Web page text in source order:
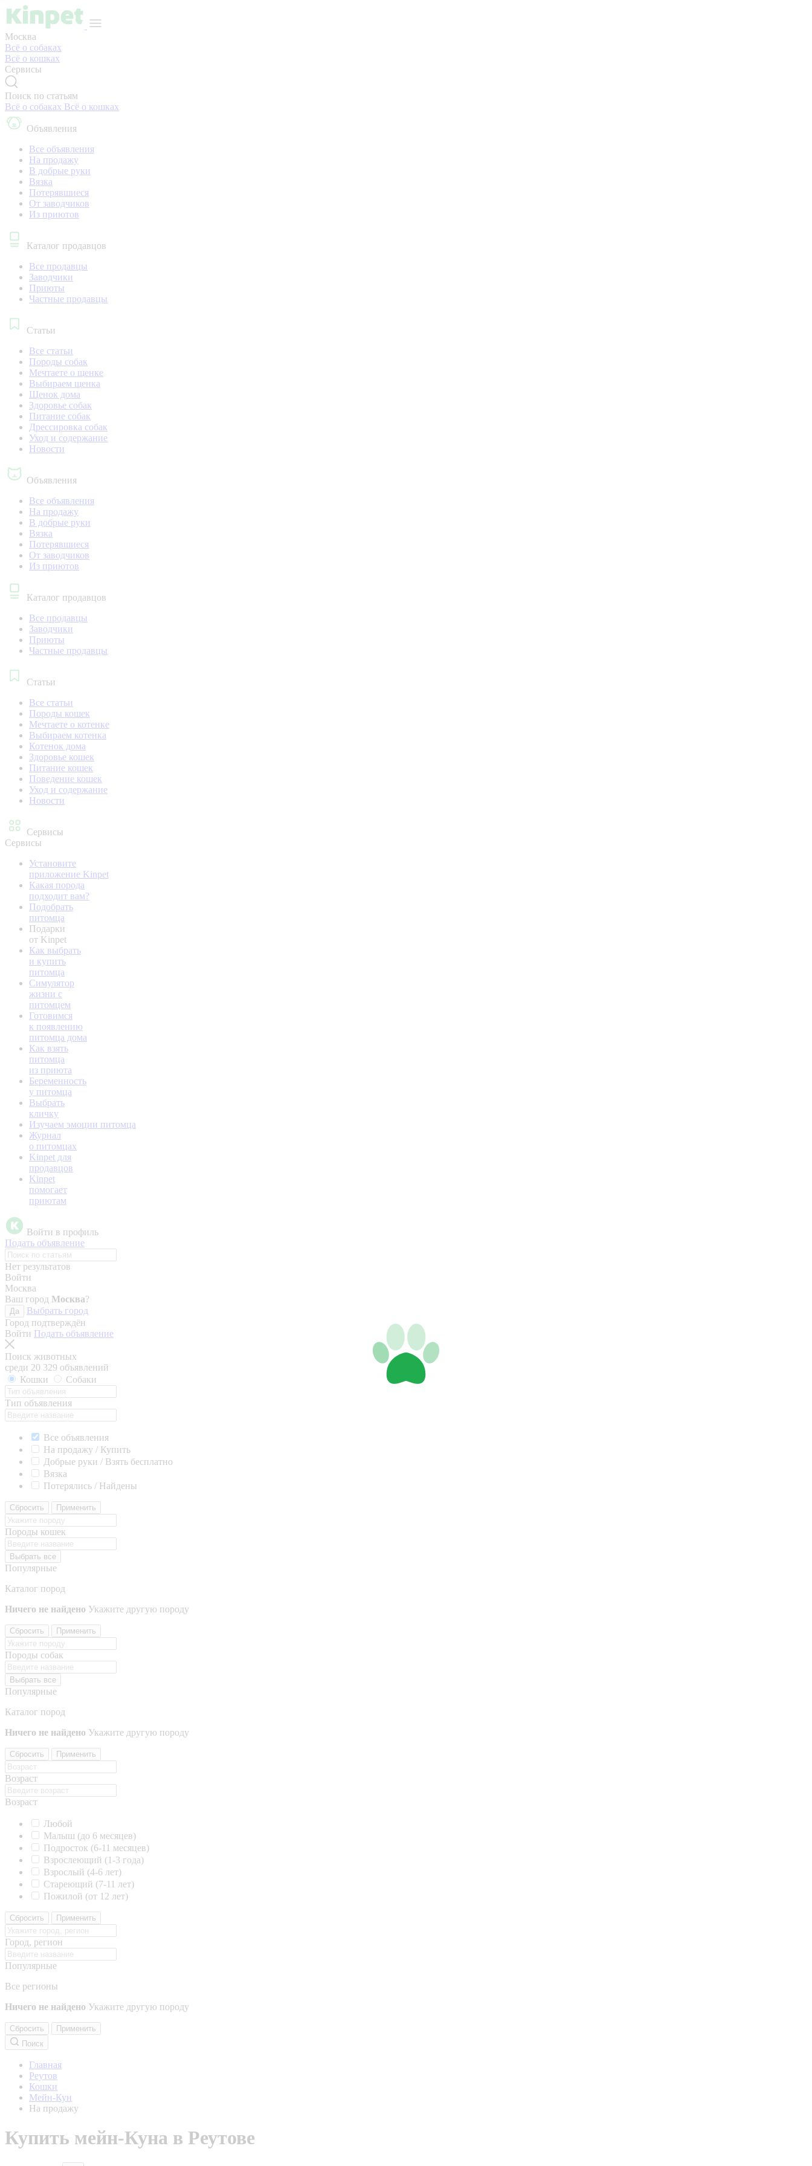
Москва
Всё о собаках
Всё о кошках
Сервисы
Поиск по статьям
Всё о собаках Всё о кошках
Объявления
Все объявления
На продажу
В добрые руки
Вязка
Потерявшиеся
От заводчиков
Из приютов
Каталог продавцов
Все продавцы
Заводчики
Приюты
Частные продавцы
Статьи
Все статьи
Породы собак
Мечтаете о щенке
Выбираем щенка
Щенок дома
Здоровье собак
Питание собак
Дрессировка собак
Уход и содержание
Новости
Объявления
Все объявления
На продажу
В добрые руки
Вязка
Потерявшиеся
От заводчиков
Из приютов
Каталог продавцов
Все продавцы
Заводчики
Приюты
Частные продавцы
Статьи
Все статьи
Породы кошек
Мечтаете о котенке
Выбираем котенка
Котенок дома
Здоровье кошек
Питание кошек
Поведение кошек
Уход и содержание
Новости
Сервисы
Сервисы
Установите
приложение Kinpet
Какая порода
подходит вам?
Подобрать
питомца
Подарки
от Kinpet
Как выбрать
и купить
питомца
Симулятор
жизни с
питомцем
Готовимся
к появлению
питомца дома
Как взять
питомца
из приюта
Беременность
у питомца
Выбрать
кличку
Изучаем эмоции питомца
Журнал
о питомцах
Kinpet для
продавцов
Kinpet
помогает
приютам
Войти в профиль
Подать объявление
Нет результатов
Войти
Москва
Ваш город Москва?
Да
Выбрать город
Город подтверждён
Войти Подать объявление
Поиск животных
среди 20 329 объявлений
Кошки
Собаки
Тип объявления
Все объявления
На продажу / Купить
Добрые руки / Взять бесплатно
Вязка
Потерялись / Найдены
Сбросить Применить
Породы кошек
Выбрать все
Популярные
Каталог пород
Ничего не найдено Укажите другую породу
Сбросить Применить
Породы собак
Выбрать все
Популярные
Каталог пород
Ничего не найдено Укажите другую породу
Сбросить Применить
Возраст
Возраст
Любой
Малыш (до 6 месяцев)
Подросток (6-11 месяцев)
Взрослеющий (1-3 года)
Взрослый (4-6 лет)
Стареющий (7-11 лет)
Пожилой (от 12 лет)
Сбросить Применить
Город, регион
Популярные
Все регионы
Ничего не найдено Укажите другую породу
Сбросить
Применить
Поиск
Главная
Реутов
Кошки
Мейн-Кун
На продажу
Купить мейн-Куна в Реутове